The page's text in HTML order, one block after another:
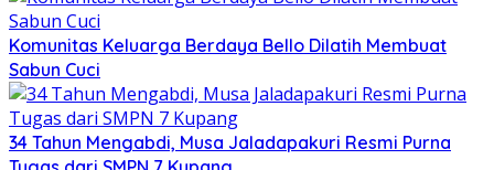
Komunitas Keluarga Berdaya Bello Dilatih Membuat
Sabun Cuci
34 Tahun Mengabdi, Musa Jaladapakuri Resmi Purna